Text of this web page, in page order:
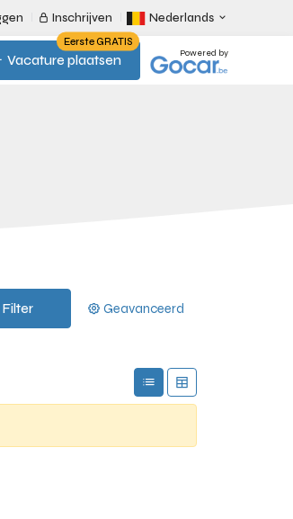
Inschrijven Nederlands
Vacature plaatsen
Eerste GRATIS
Powered by
Filter Geavanceerd